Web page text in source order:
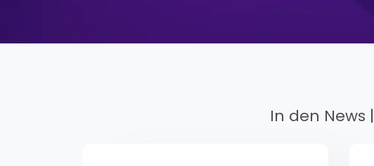
In den News |